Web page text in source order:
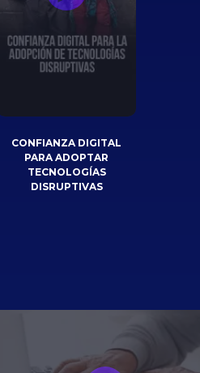
CONFIANZA DIGITAL
PARA ADOPTAR
TECNOLOGÍAS
DISRUPTIVAS